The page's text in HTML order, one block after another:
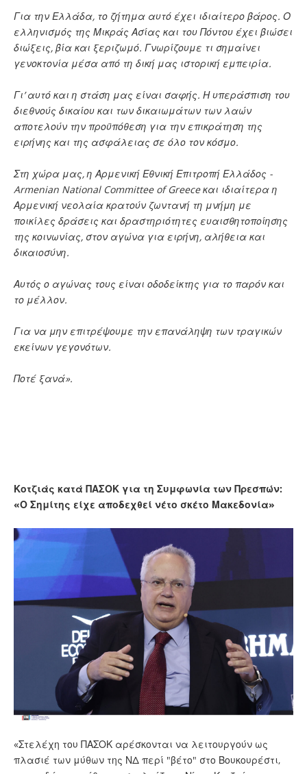
Για την Ελλάδα, το ζήτημα αυτό έχει ιδιαίτερο βάρος. Ο
ελληνισμός της Μικράς Ασίας και του Πόντου έχει βιώσει
διώξεις, βία και ξεριζωμό. Γνωρίζουμε τι σημαίνει
γενοκτονία μέσα από τη δική μας ιστορική εμπειρία.
Γι’ αυτό και η στάση μας είναι σαφής. Η υπεράσπιση του
διεθνούς δικαίου και των δικαιωμάτων των λαών
αποτελούν την προϋπόθεση για την επικράτηση της
ειρήνης και της ασφάλειας σε όλο τον κόσμο.
Στη χώρα μας, η Αρμενική Εθνική Επιτροπή Ελλάδος -
Armenian National Committee of Greece και ιδιαίτερα η
Αρμενική νεολαία κρατούν ζωντανή τη μνήμη με
ποικίλες δράσεις και δραστηριότητες ευαισθητοποίησης
της κοινωνίας, στον αγώνα για ειρήνη, αλήθεια και
δικαιοσύνη.
Αυτός ο αγώνας τους είναι οδοδείκτης για το παρόν και
το μέλλον.
Για να μην επιτρέψουμε την επανάληψη των τραγικών
εκείνων γεγονότων.
Ποτέ ξανά».
Κοτζιάς κατά ΠΑΣΟΚ για τη Συμφωνία των Πρεσπών:
«Ο Σημίτης είχε αποδεχθεί νέτο σκέτο Μακεδονία»
«Στελέχη του ΠΑΣΟΚ αρέσκονται να λειτουργούν ως
πλασιέ των μύθων της ΝΔ περί "βέτο" στο Βουκουρέστι,